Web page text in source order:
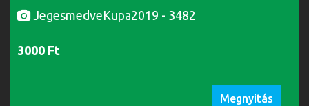
JegesmedveKupa2019 - 3482
3000 Ft
Megnyitás